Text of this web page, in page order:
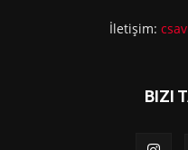
İletişim:
BIZI